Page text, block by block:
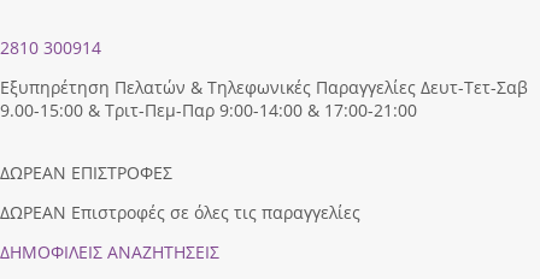
2810 300914
Εξυπηρέτηση Πελατών & Τηλεφωνικές Παραγγελίες Δευτ-Τετ-Σαβ
9.00-15:00 & Τριτ-Πεμ-Παρ 9:00-14:00 & 17:00-21:00
ΔΩΡΕΑΝ ΕΠΙΣΤΡΟΦΕΣ
ΔΩΡΕΑΝ Επιστροφές σε όλες τις παραγγελίες
ΔΗΜΟΦΙΛEIΣ ΑΝΑΖΗΤΗΣΕΙΣ